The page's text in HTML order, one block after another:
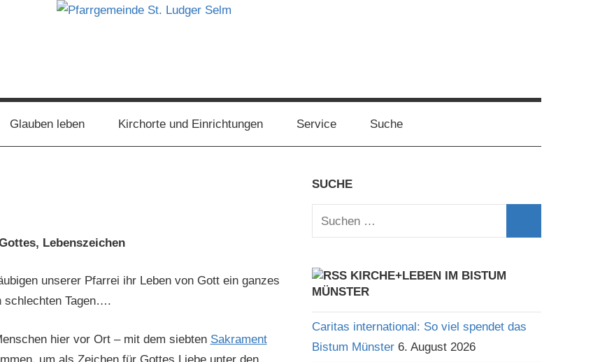
Glauben leben Kirchorte und Einrichtungen Service Suche
Lebenszeichen
unserer Pfarrei ihr Leben von Gott ein ganzes
schlechten Tagen….
hier vor Ort – mit dem siebten Sakrament
um als Zeichen für Gottes Liebe unter den
SUCHE
Suchen
nach:
KIRCHE+LEBEN IM BISTUM
MÜNSTER
Caritas international: So viel spendet das
Bistum Münster 6. August 2026